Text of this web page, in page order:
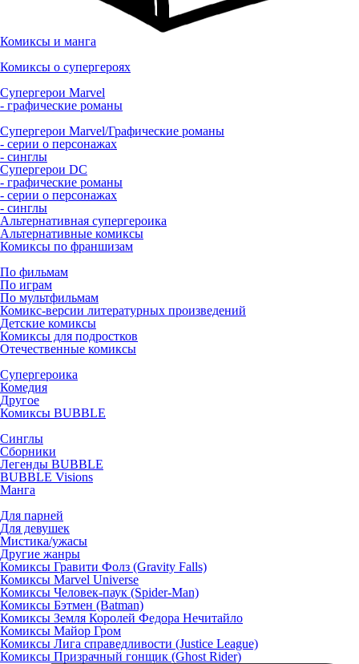
Комиксы и манга
Комиксы о супергероях
Супергерои Marvel
- графические романы
Супергерои Marvel/Графические романы
- серии о персонажах
- синглы
Супергерои DC
- графические романы
- серии о персонажах
- синглы
Альтернативная супергероика
Альтернативные комиксы
Комиксы по франшизам
По фильмам
По играм
По мультфильмам
Комикс-версии литературных произведений
Детские комиксы
Комиксы для подростков
Отечественные комиксы
Супергероика
Комедия
Другое
Комиксы BUBBLE
Синглы
Сборники
Легенды BUBBLE
BUBBLE Visions
Манга
Для парней
Для девушек
Мистика/ужасы
Другие жанры
Комиксы Гравити Фолз (Gravity Falls)
Комиксы Marvel Universe
Комиксы Человек-паук (Spider-Man)
Комиксы Бэтмен (Batman)
Комиксы Земля Королей Федора Нечитайло
Комиксы Майор Гром
Комиксы Лига справедливости (Justice League)
Комиксы Призрачный гонщик (Ghost Rider)